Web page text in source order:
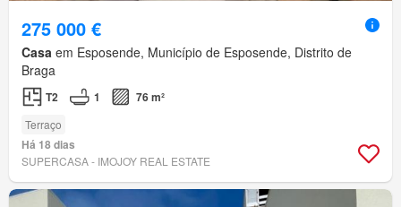
275 000 €
Casa em Esposende, Município de Esposende, Distrito de
Braga
T2 1 76 m²
Terraço
Há 18 dias
SUPERCASA - IMOJOY REAL ESTATE